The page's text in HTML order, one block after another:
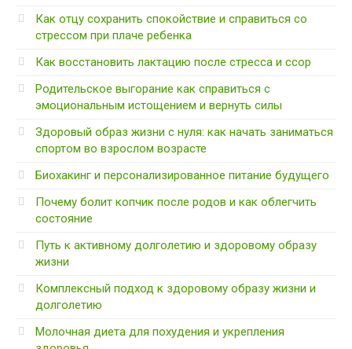
Как отцу сохранить спокойствие и справиться со
стрессом при плаче ребенка
Как восстановить лактацию после стресса и ссор
Родительское выгорание как справиться с
эмоциональным истощением и вернуть силы
Здоровый образ жизни с нуля: как начать заниматься
спортом во взрослом возрасте
Биохакинг и персонализированное питание будущего
Почему болит копчик после родов и как облегчить
состояние
Путь к активному долголетию и здоровому образу
жизни
Комплексный подход к здоровому образу жизни и
долголетию
Молочная диета для похудения и укрепления